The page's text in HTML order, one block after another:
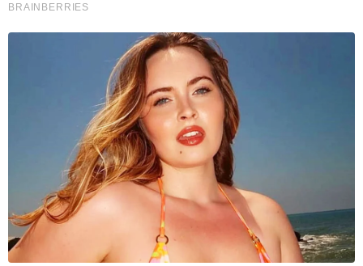
BRAINBERRIES